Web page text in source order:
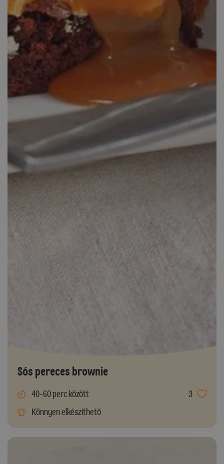
Sós pereces brownie
40-60 perc között
3
Könnyen elkészíthető